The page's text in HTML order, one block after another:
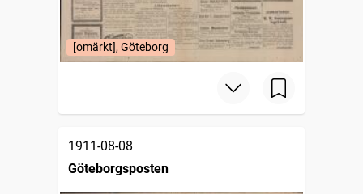
[omärkt], Göteborg
1911-08-08
Göteborgsposten